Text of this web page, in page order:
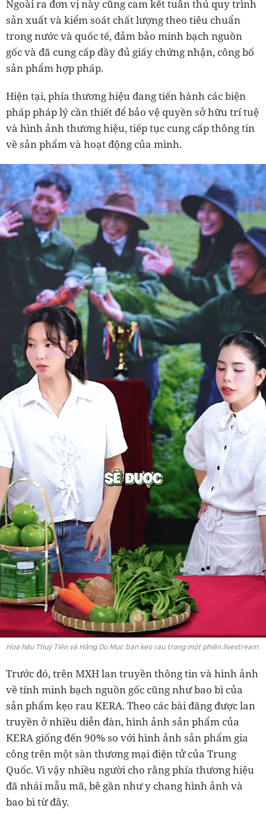
Ngoài ra đơn vị này cũng cam kết tuân thủ quy trình
sản xuất và kiểm soát chất lượng theo tiêu chuẩn
trong nước và quốc tế, đảm bảo minh bạch nguồn
gốc và đã cung cấp đầy đủ giấy chứng nhận, công bố
sản phẩm hợp pháp.
Hiện tại, phía thương hiệu đang tiến hành các biện
pháp pháp lý cần thiết để bảo vệ quyền sở hữu trí tuệ
và hình ảnh thương hiệu, tiếp tục cung cấp thông tin
về sản phẩm và hoạt động của mình.
Hoa hậu Thuỳ Tiên và Hằng Du Mục bán kẹo rau trong một phiên livestream
Trước đó, trên MXH lan truyền thông tin và hình ảnh
về tính minh bạch nguồn gốc cũng như bao bì của
sản phẩm kẹo rau KERA. Theo các bài đăng được lan
truyền ở nhiều diễn đàn, hình ảnh sản phẩm của
KERA giống đến 90% so với hình ảnh sản phẩm gia
công trên một sàn thương mại điện tử của Trung
Quốc. Vì vậy nhiều người cho rằng phía thương hiệu
đã nhái mẫu mã, bê gần như y chang hình ảnh và
bao bì từ đây.